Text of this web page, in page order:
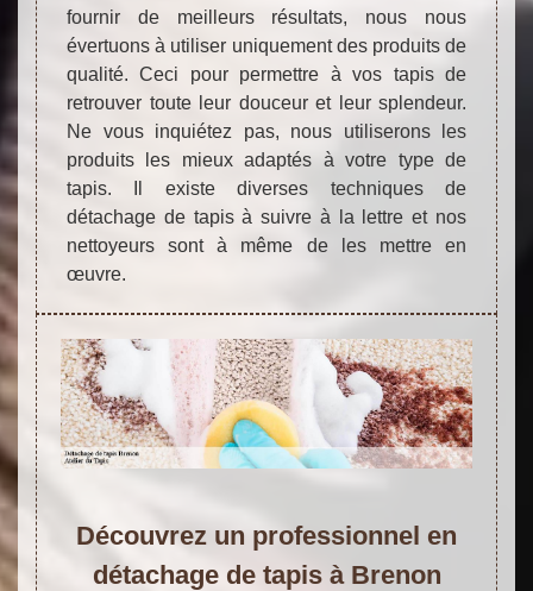
fournir de meilleurs résultats, nous nous
évertuons à utiliser uniquement des produits de
qualité. Ceci pour permettre à vos tapis de
retrouver toute leur douceur et leur splendeur.
Ne vous inquiétez pas, nous utiliserons les
produits les mieux adaptés à votre type de
tapis. Il existe diverses techniques de
détachage de tapis à suivre à la lettre et nos
nettoyeurs sont à même de les mettre en
œuvre.
Découvrez un professionnel en
détachage de tapis à Brenon